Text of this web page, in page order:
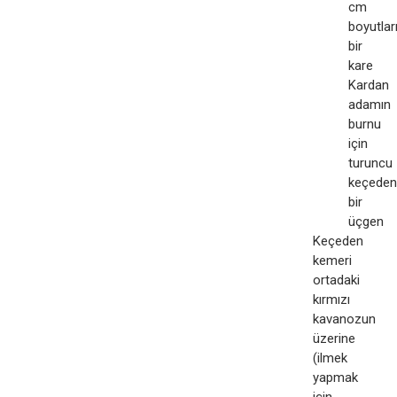
cm
bir
kare
Kardan
adamın
burnu
için
turuncu
keçeden
bir
üçgen
Keçeden
kemeri
ortadaki
kırmızı
kavanozun
üzerine
(ilmek
yapmak